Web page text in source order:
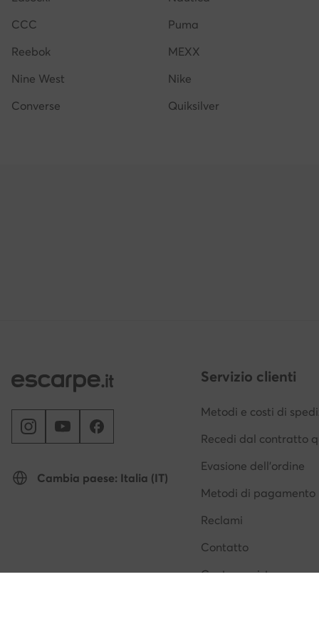
CCC
Puma
Reebok
MEXX
Nine West
Nike
Converse
Quiksilver
Cambia paese: Italia (IT)
Servizio clienti
Metodi e costi di
Recedi dal contratto
Evasione dell'ordine
Metodi di pagamento
Reclami
Contatto
Centro assistenza